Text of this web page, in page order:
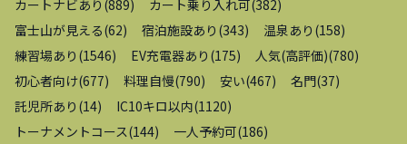
カートナビあり (889) カート乗り入れ可(382)
富士山が見える(62) 宿泊施設あり (343) 温泉あり (158)
練習場あり (1546) EV充電器あり (175) 人気(高評価)(780)
初心者向け(677) 料理自慢(790) 安い(467) 名門(37)
託児所あり (14) IC10キロ以内(1120)
トーナメントコース(144) 一人予約可(186)